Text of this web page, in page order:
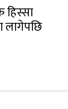
लागेपछि